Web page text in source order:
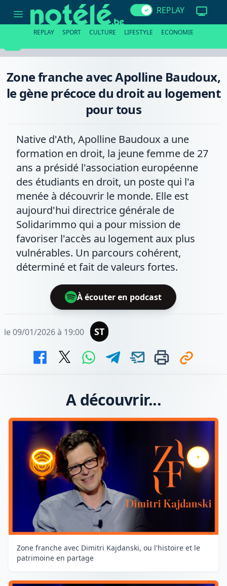
franche
gène
droit
logement
REPLAY
REPLAY SPORT CULTURE LIFESTYLE ECONOMIE
Zone franche avec Apolline Baudoux,
le gène précoce du droit au logement
pour tous
Native d'Ath, Apolline Baudoux a une
formation en droit, la jeune femme de 27
ans a présidé l'association européenne
des étudiants en droit, un poste qui l'a
menée à découvrir le monde. Elle est
aujourd'hui directrice générale de
Solidarimmo qui a pour mission de
favoriser l'accès au logement aux plus
vulnérables. Un parcours cohérent,
déterminé et fait de valeurs fortes.
À écouter en podcast
le 09/01/2026 à 19:00 ST
A découvrir...
Zone franche avec Dimitri Kajdanski, ou l'histoire et le
patrimoine en partage